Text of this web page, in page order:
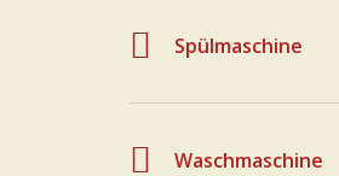
Spülmaschine
Waschmaschine